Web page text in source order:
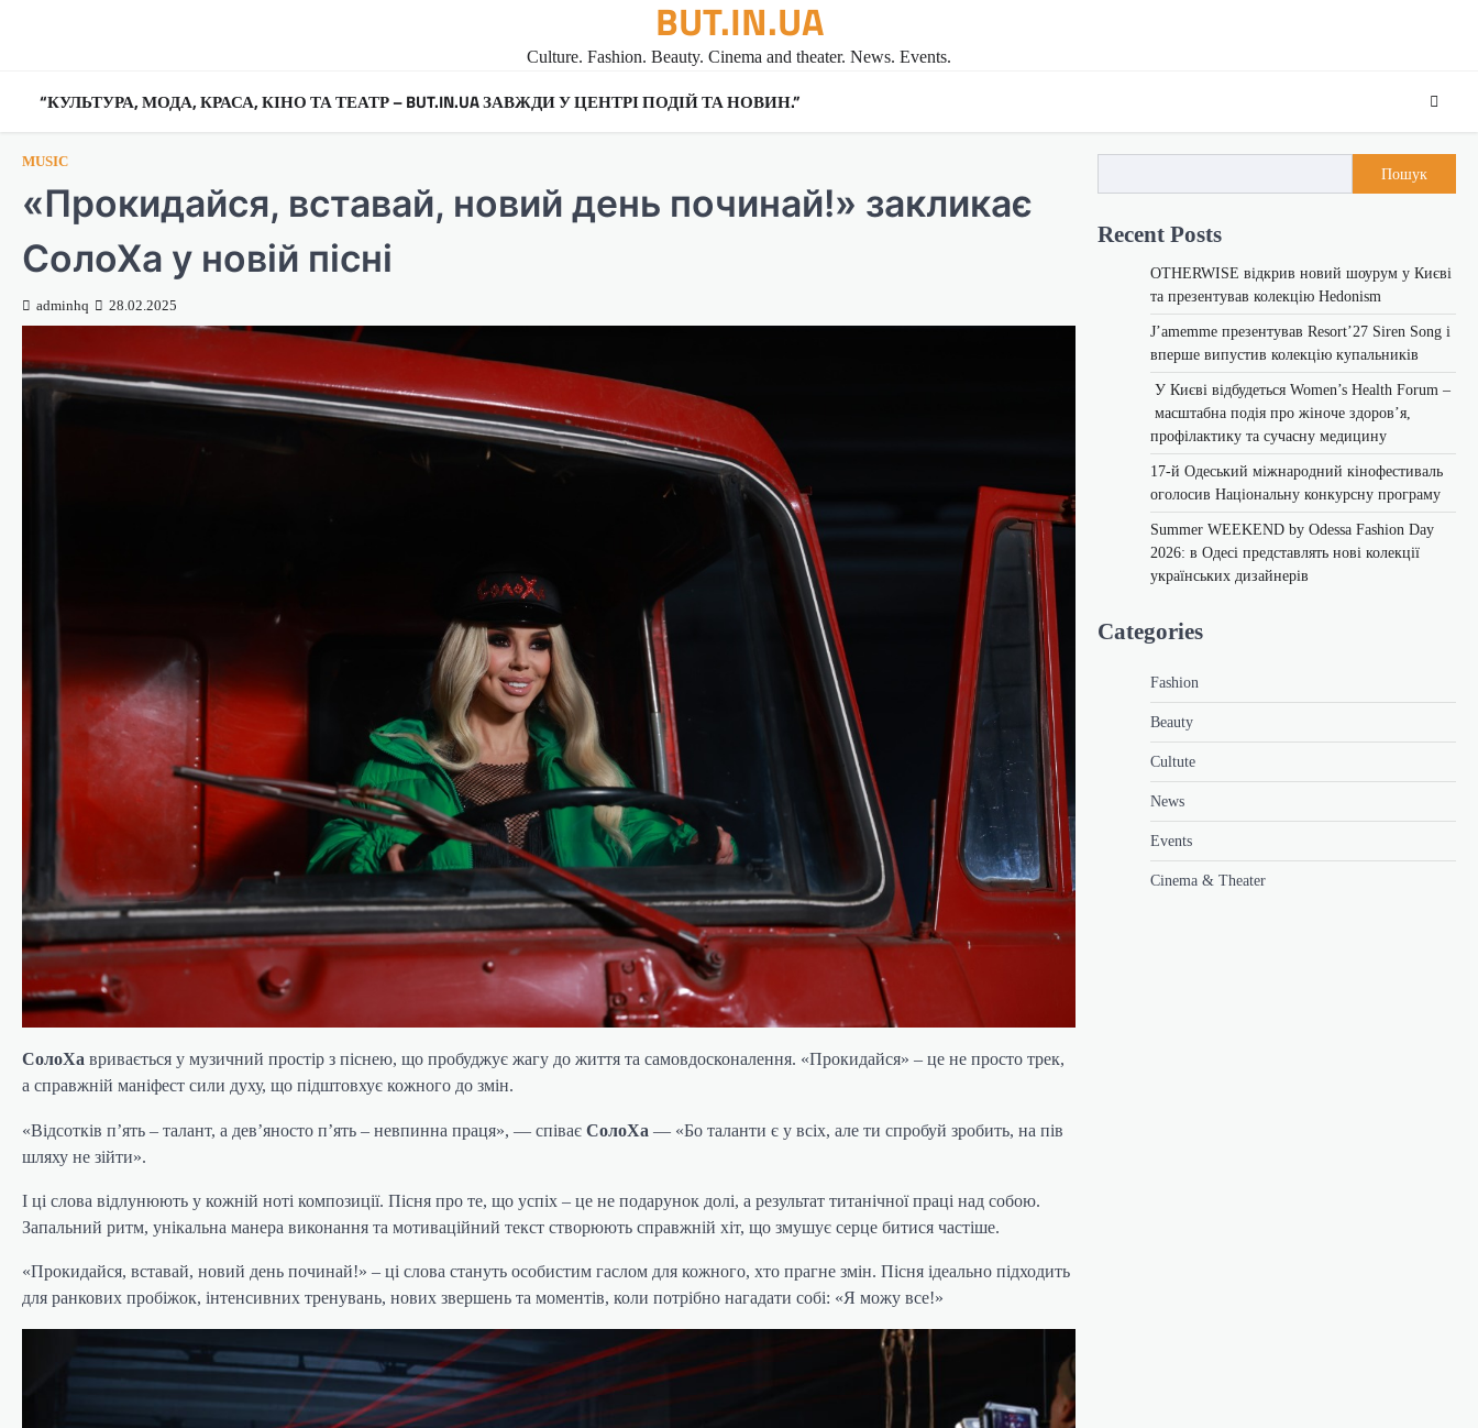
BUT.IN.UA
Culture. Fashion. Beauty. Cinema and theater. News. Events.
“КУЛЬТУРА, МОДА, КРАСА, КІНО ТА ТЕАТР – BUT.IN.UA ЗАВЖДИ У ЦЕНТРІ ПОДІЙ ТА НОВИН.”
MUSIC
«Прокидайся, вставай, новий день починай!» закликає
СолоХа у новій пісні
adminhq 28.02.2025
СолоХа вривається у музичний простір з піснею, що пробуджує жагу до життя та самовдосконалення. «Прокидайся» – це не просто трек,
а справжній маніфест сили духу, що підштовхує кожного до змін.
«Відсотків пʼять – талант, а дев’яносто п’ять – невпинна праця», — співає СолоХа — «Бо таланти є у всіх, але ти спробуй зробить, на пів
шляху не зійти».
І ці слова відлунюють у кожній ноті композиції. Пісня про те, що успіх – це не подарунок долі, а результат титанічної праці над собою.
Запальний ритм, унікальна манера виконання та мотиваційний текст створюють справжній хіт, що змушує серце битися частіше.
«Прокидайся, вставай, новий день починай!» – ці слова стануть особистим гаслом для кожного, хто прагне змін. Пісня ідеально підходить
для ранкових пробіжок, інтенсивних тренувань, нових звершень та моментів, коли потрібно нагадати собі: «Я можу все!»
Пошук
Recent Posts
OTHERWISE відкрив новий шоурум у Києві
та презентував колекцію Hedonism
J’amemme презентував Resort’27 Siren Song і
вперше випустив колекцію купальників
У Києві відбудеться Women’s Health Forum –
масштабна подія про жіноче здоров’я,
профілактику та сучасну медицину
17-й Одеський міжнародний кінофестиваль
оголосив Національну конкурсну програму
Summer WEEKEND by Odessa Fashion Day
2026: в Одесі представлять нові колекції
українських дизайнерів
Categories
Fashion
Beauty
Cultute
News
Events
Cinema & Theater